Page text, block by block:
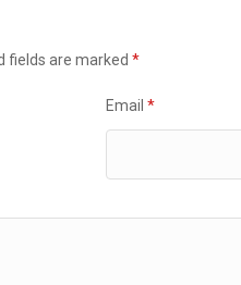
fields are marked *
Email *